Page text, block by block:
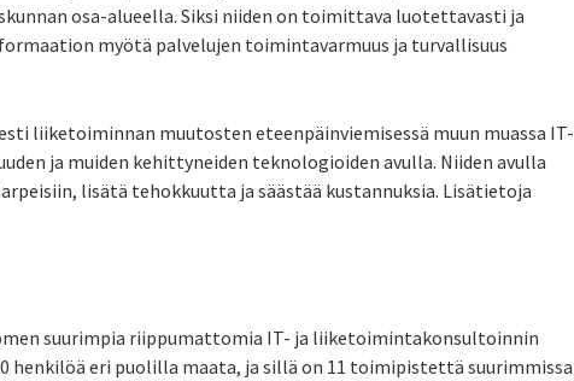
osa-alueella. Siksi niiden on toimittava luotettavasti ja
myötä palvelujen toimintavarmuus ja turvallisuus
liiketoiminnan muutosten eteenpäinviemisessä muun muassa IT-
ja muiden kehittyneiden teknologioiden avulla. Niiden avulla
lisätä tehokkuutta ja säästää kustannuksia. Lisätietoja
suurimpia riippumattomia IT- ja liiketoimintakonsultoinnin
henkilöä eri puolilla maata, ja sillä on 11 toimipistettä suurimmissa